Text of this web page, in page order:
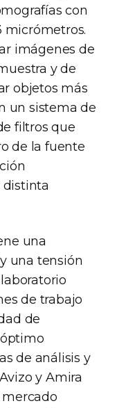
con
micrómetros.
imágenes de
y de
objetos más
un sistema de
filtros que
de la fuente
distinta
una
una tensión
de trabajo
de
de análisis y
y Amira